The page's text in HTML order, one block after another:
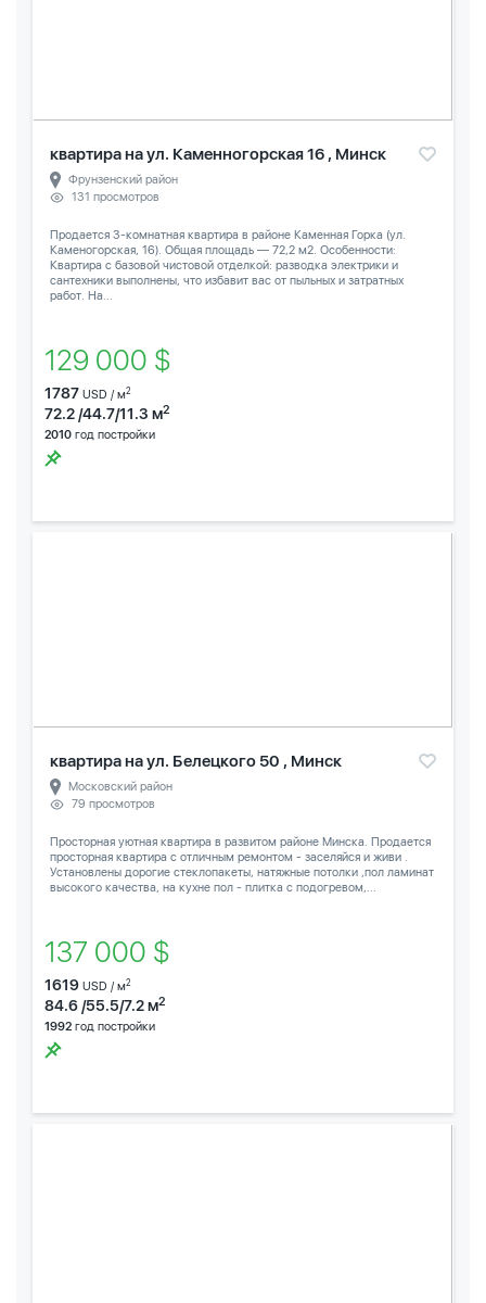
квартира на ул. Каменногорская 16 , Минск
Фрунзенский район
131 просмотров
Продается 3-комнатная квартира в районе Каменная Горка (ул.
Каменогорская, 16). Общая площадь — 72,2 м2. Особенности:
Квартира с базовой чистовой отделкой: разводка электрики и
сантехники выполнены, что избавит вас от пыльных и затратных
работ. На...
129 000 $
1787 USD / м2
72.2 /44.7/11.3 м2
2010 год постройки
квартира на ул. Белецкого 50 , Минск
Московский район
79 просмотров
Просторная уютная квартира в развитом районе Минска. Продается
просторная квартира с отличным ремонтом - заселяйся и живи .
Установлены дорогие стеклопакеты, натяжные потолки ,пол ламинат
высокого качества, на кухне пол - плитка с подогревом,...
137 000 $
1619 USD / м2
84.6 /55.5/7.2 м2
1992 год постройки